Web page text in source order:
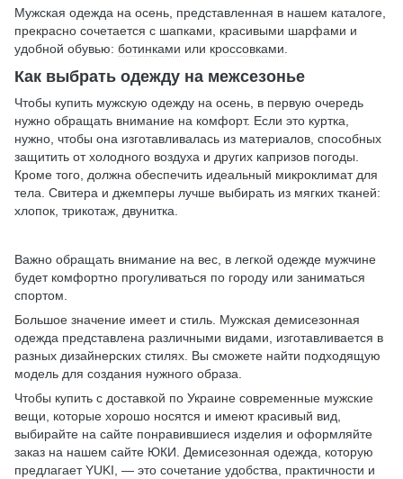
Мужская одежда на осень, представленная в нашем каталоге,
прекрасно сочетается с шапками, красивыми шарфами и
удобной обувью: ботинками или кроссовками
Как выбрать одежду на межсезонье
Чтобы купить мужскую одежду на осень, в первую очередь
нужно обращать внимание на комфорт. Если это куртка,
нужно, чтобы она изготавливалась из материалов, способных
защитить от холодного воздуха и других капризов погоды.
Кроме того, должна обеспечить идеальный микроклимат для
тела. Свитера и джемперы лучше выбирать из мягких тканей:
хлопок, трикотаж, двунитка.
Важно обращать внимание на вес, в легкой одежде мужчине
будет комфортно прогуливаться по городу или заниматься
спортом.
Большое значение имеет и стиль. Мужская демисезонная
одежда представлена различными видами, изготавливается в
разных дизайнерских стилях. Вы сможете найти подходящую
модель для создания нужного образа.
Чтобы купить с доставкой по Украине современные мужские
вещи, которые хорошо носятся и имеют красивый вид,
выбирайте на сайте понравившиеся изделия и оформляйте
заказ на нашем сайте ЮКИ. Демисезонная одежда, которую
предлагает YUKI, — это сочетание удобства, практичности и